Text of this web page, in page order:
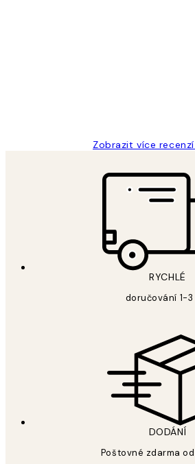
Zobrazit více
RYCHLÉ
doručování 1-
DODÁNÍ
Poštovné zdarma od